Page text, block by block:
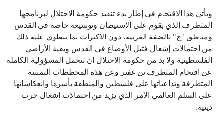
ويأتي هذا الاقتحام في إطار بدء تنفيذ حكومة الاحتلال لبرنامجها
المتطرف الذي يقوم على الاستيطان وتوسيعه خاصة في القدس
ومناطق "ج" بالضفة الغربية، دون الاكتراث بما ينطوي عليه ذلك
من احتمالات إشعال فتيل الأوضاع في القدس وبقية الأراضي
الفلسطينية ولا بد من حكومة الاحتلال ان تتحمل المسؤولية الكاملة
عن اقتحام المتطرف بن غفير وعن هذه المخططات اليمينية
المتطرفة وتداعياتها على فلسطين والمنطقة بأسرها وانعكاساتها
على السلم العالمي الأمر الذي يزيد من احتمالات إشعال حرب
دينية.